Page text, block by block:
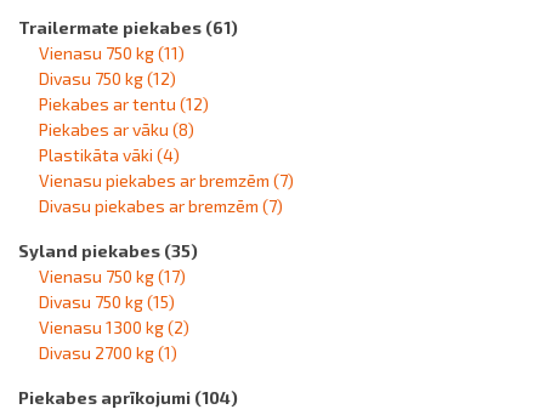
Trailermate piekabes (61)
Vienasu 750 kg(11)
Divasu 750 kg(12)
Piekabes ar tentu (12)
Piekabes ar vāku (8)
Plastikāta vāki (4)
Vienasu piekabes ar bremzēm (7)
Divasu piekabes ar bremzēm (7)
Syland piekabes (35)
Vienasu 750 kg(17)
Divasu 750 kg(15)
Vienasu 1300 kg(2)
Divasu 2700 kg(1)
Piekabes aprīkojumi (104)